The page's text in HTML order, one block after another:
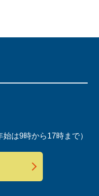
は9時から17時まで）